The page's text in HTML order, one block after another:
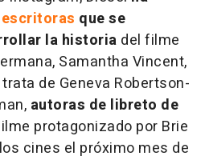
que se
la historia del filme
Samantha Vincent,
de Geneva Robertson-
autoras de libreto de
protagonizado por Brie
cines el próximo mes de